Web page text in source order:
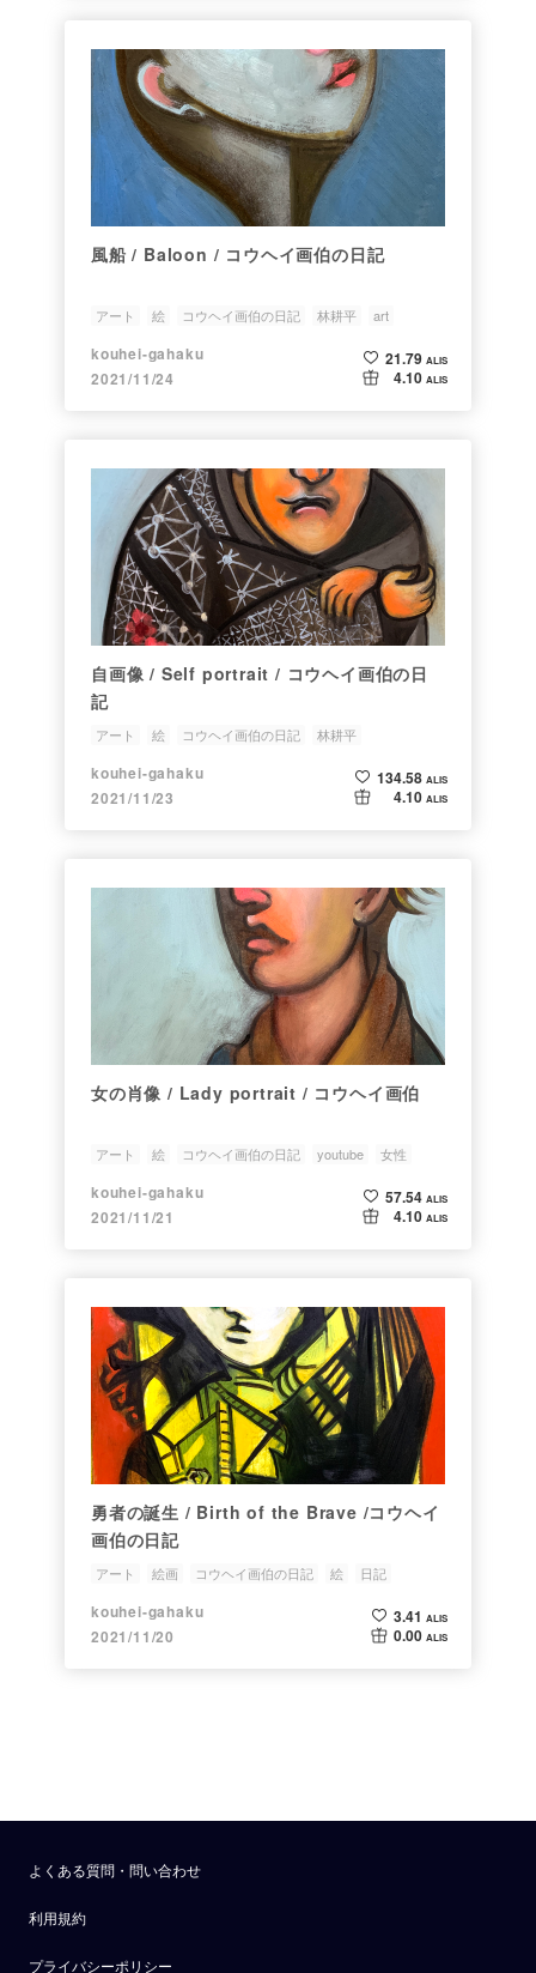
風船 / Baloon / コウヘイ画伯の日記
アート 絵 コウヘイ画伯の日記 林耕平 art
kouhei-gahaku
2021/11/24
21.79 ALIS
4.10 ALIS
自画像 / Self portrait / コウヘイ画伯の日
記
アート 絵 コウヘイ画伯の日記 林耕平
kouhei-gahaku
2021/11/23
134.58 ALIS
4.10 ALIS
女の肖像 / Lady portrait / コウヘイ画伯
アート 絵 コウヘイ画伯の日記 youtube 女性
kouhei-gahaku
2021/11/21
57.54 ALIS
4.10 ALIS
勇者の誕生 / Birth of the Brave /コウヘイ
画伯の日記
アート 絵画 コウヘイ画伯の日記 絵 日記
kouhei-gahaku
2021/11/20
3.41 ALIS
0.00 ALIS
よくある質問・問い合わせ
利用規約
プライバシーポリシー